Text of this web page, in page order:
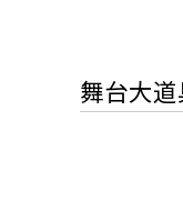
舞台大道